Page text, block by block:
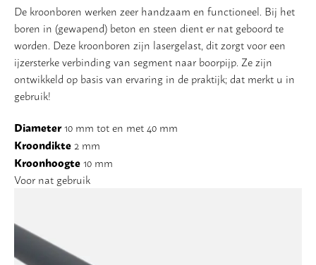
De kroonboren werken zeer handzaam en functioneel. Bij het
boren in (gewapend) beton en steen dient er nat geboord te
worden. Deze kroonboren zijn lasergelast, dit zorgt voor een
ijzersterke verbinding van segment naar boorpijp. Ze zijn
ontwikkeld op basis van ervaring in de praktijk; dat merkt u in
gebruik!
Diameter10 mm tot en met 40 mm
Kroondikte2 mm
Kroonhoogte10 mm
Voor nat gebruik